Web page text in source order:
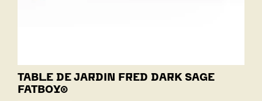
TABLE DE JARDIN FRED DARK SAGE
FATBOY®